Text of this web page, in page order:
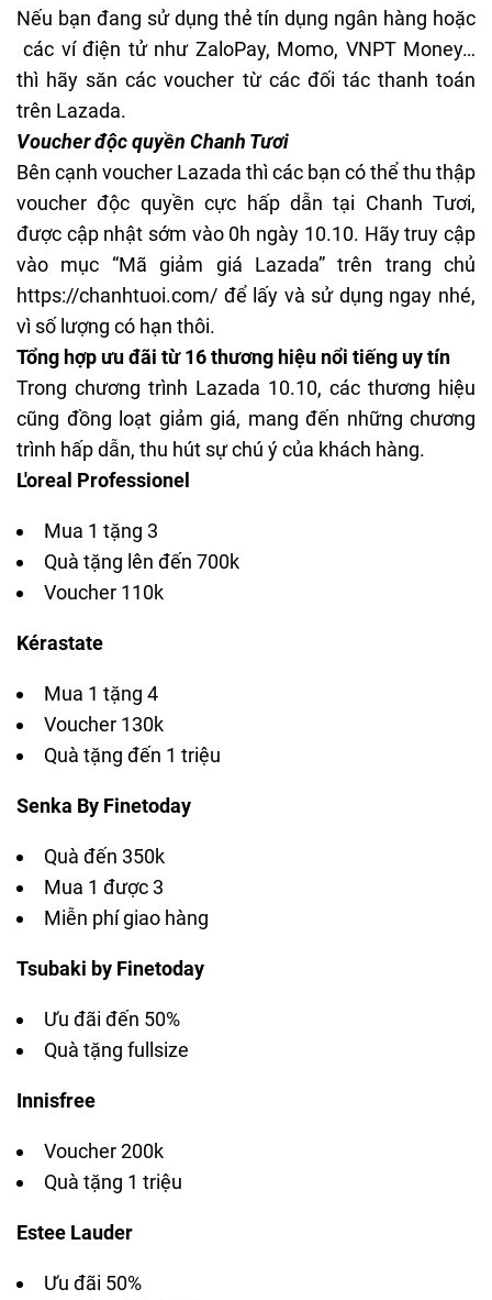
Nếu bạn đang sử dụng thẻ tín dụng ngân hàng hoặc
các ví điện tử như ZaloPay, Momo, VNPT Money…
thì hãy săn các voucher từ các đối tác thanh toán
trên Lazada.
Voucher độc quyền Chanh Tươi
Bên cạnh voucher Lazada thì các bạn có thể thu thập
voucher độc quyền cực hấp dẫn tại Chanh Tươi,
được cập nhật sớm vào 0h ngày 10.10. Hãy truy cập
vào mục “Mã giảm giá Lazada” trên trang chủ
https://chanhtuoi.com/ để lấy và sử dụng ngay nhé,
vì số lượng có hạn thôi.
Tổng hợp ưu đãi từ 16 thương hiệu nổi tiếng uy tín
Trong chương trình Lazada 10.10, các thương hiệu
cũng đồng loạt giảm giá, mang đến những chương
trình hấp dẫn, thu hút sự chú ý của khách hàng.
L'oreal Professionel
Mua 1 tặng 3
Quà tặng lên đến 700k
Voucher 110k
Kérastate
Mua 1 tặng 4
Voucher 130k
Quà tặng đến 1 triệu
Senka By Finetoday
Quà đến 350k
Mua 1 được 3
Miễn phí giao hàng
Tsubaki by Finetoday
Ưu đãi đến 50%
Quà tặng fullsize
Innisfree
Voucher 200k
Quà tặng 1 triệu
Estee Lauder
Ưu đãi 50%